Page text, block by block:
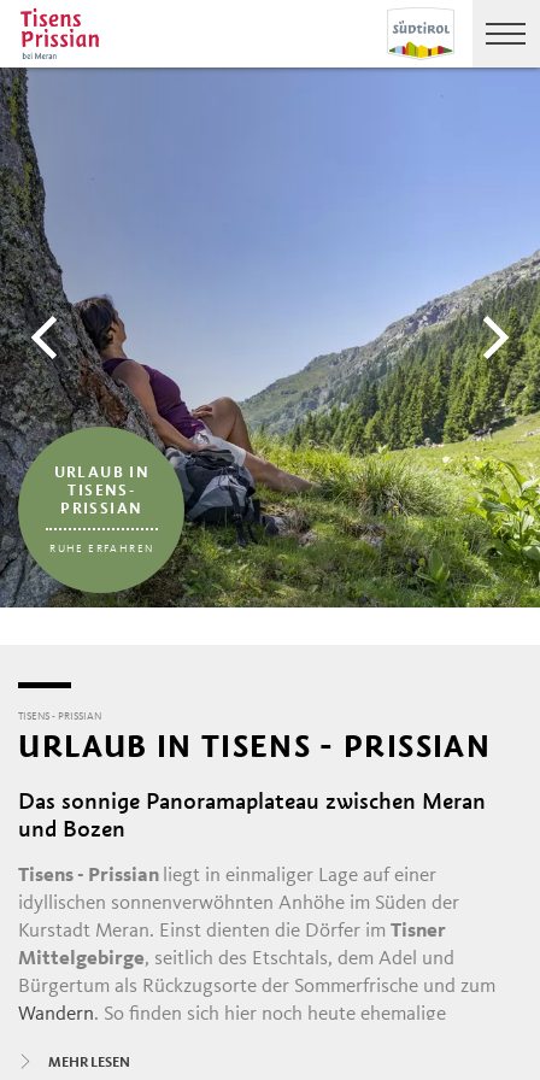
URLAUB IN
TISENS-
PRISSIAN
RUHE ERFAHREN
TISENS - PRISSIAN
URLAUB IN TISENS - PRISSIAN
Das sonnige Panoramaplateau zwischen Meran
und Bozen
Tisens - Prissian liegt in einmaliger Lage auf einer
idyllischen sonnenverwöhnten Anhöhe im Süden der
Kurstadt Meran. Einst dienten die Dörfer imTisner
Mittelgebirge, seitlich des Etschtals, dem Adel und
Bürgertum als Rückzugsorte der Sommerfrische und zum
Wandern. So finden sich hier noch heute ehemalige
Bergkirchen und Kapellen aus vergangenen Zeiten.
MEHR LESEN